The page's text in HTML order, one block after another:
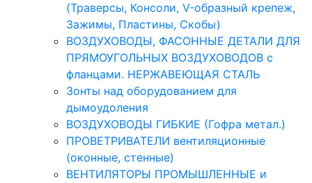
(Траверсы, Консоли, V-образный крепеж,
Зажимы, Пластины, Скобы)
ВОЗДУХОВОДЫ, ФАСОННЫЕ ДЕТАЛИ ДЛЯ
ПРЯМОУГОЛЬНЫХ ВОЗДУХОВОДОВ с
фланцами. НЕРЖАВЕЮЩАЯ СТАЛЬ
Зонты над оборудованием для
дымоудоления
ВОЗДУХОВОДЫ ГИБКИЕ (Гофра метал.)
ПРОВЕТРИВАТЕЛИ вентиляционные
(оконные, стенные)
ВЕНТИЛЯТОРЫ ПРОМЫШЛЕННЫЕ и